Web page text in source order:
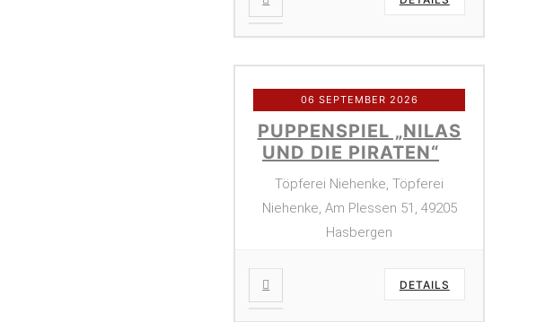
06 SEPTEMBER 2026
PUPPENSPIEL „NILAS
UND DIE PIRATEN“
Töpferei Niehenke, Töpferei
Niehenke, Am Plessen 51, 49205
Hasbergen
DETAILS